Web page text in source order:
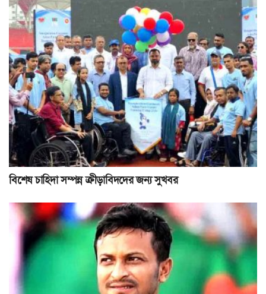
বিশেষ চাহিদা সম্পন্ন ক্রীড়াবিদদের জন্য সুখবর